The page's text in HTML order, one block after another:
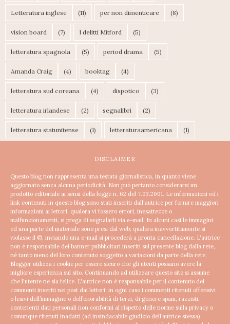
Letteratura inglese (11) per non dimenticare (8)
vision board (7) I delitti Mitford (5)
letteratura spagnola (5) period drama (5)
Amanda Craig (4) booktag (4)
letteratura sud coreana (4) dispotico (3)
letteratura irlandese (2) segnalibri (2)
letteratura statunitense (1) letteraturaamericana (1)
DISCLAIMER
Questo blog non rappresenta una testata giornalistica, in quanto viene
aggiornato senza alcuna periodicità. Non può pertanto considerarsi un
prodotto editoriale ai sensi della legge n. 62 del 7.03.2001. Le informazioni ed i
link contenuti in questo blog sono stati inseriti dall'autrice per fornire maggiori
informazioni ai lettori; qualora vi fossero errori, inesattezze o
malfunzionamenti, si prega di segnalarli via e-mail. In alcuni casi le immagini
ed una parte del materiale sono presi dal web; qualora inavvertitamente si
violasse il ©, inviando una e-mail si procederà a pronta cancellazione. L'autrice
non è responsabile dei banner pubblicitari inseriti sul presente blog dalla rete,
né tanto meno del loro contenuto soggetto a variazioni da parte della rete.
Blogger utilizza i cookie per essere sicuro che gli utenti possano avere la
migliore esperienza sul sito. Continuando ad utilizzare questo sito si assume
che l'utente ne sia felice. L'autrice non è responsabile per il contenuto dei
commenti inseriti nei post dai lettori; in ogni caso i commenti ritenuti offensivi
o lesivi dell’immagine o dell’onorabilità di terzi, di genere spam, razzisti,
contenenti dati personali non conformi al rispetto delle norme sulla privacy o
comunque ritenuti inadatti (ad insindacabile giudizio dell’autrice stessa)